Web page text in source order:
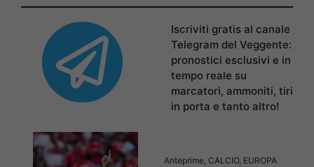
Iscriviti gratis al canale
Telegram del Veggente:
pronostici esclusivi e in
tempo reale su
marcatori, ammoniti, tiri
in porta e tanto altro!
Anteprime, CALCIO, EUROPA